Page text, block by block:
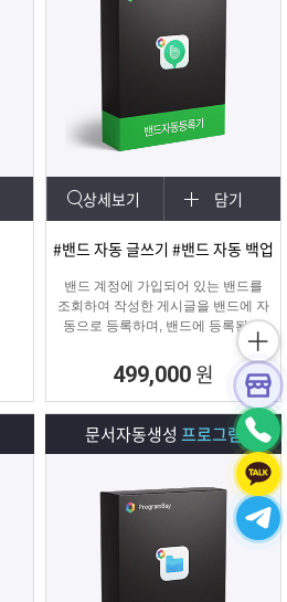
상세보기 담기
#밴드 자동 글쓰기 #밴드 자동 백업
밴드 계정에 가입되어 있는 밴드를
조회하여 작성한 게시글을 밴드에 자
동으로 등록하며, 밴드에 등록된 게
시물을 백업하여 파일로 저장하거나
다른 계정의 밴드에 자동으로 글을
복사할 수 있는 프로그램입니다.
499,000 원
문서자동생성 프로그램